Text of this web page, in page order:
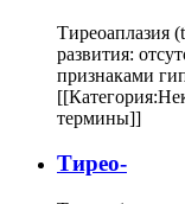
Тиреоаплазия
развития:
признаками
термины]]
Тирео-